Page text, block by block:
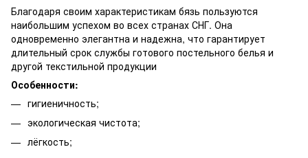
Благодаря своим характеристикам бязь пользуются
наибольшим успехом во всех странах СНГ. Она
одновременно элегантна и надежна, что гарантирует
длительный срок службы готового постельного белья и
другой текстильной продукции
Особенности:
гигиеничность;
экологическая чистота;
лёгкость;